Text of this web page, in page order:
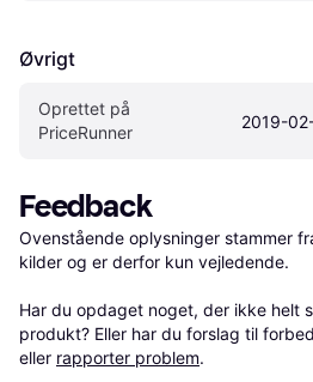
Øvrigt
Oprettet på
PriceRunner
2019-
Feedback
Ovenstående oplysninger stammer
kilder og er derfor kun vejledende.
Har du opdaget noget, der ikke helt
produkt? Eller har du forslag til
eller rapporter problem.